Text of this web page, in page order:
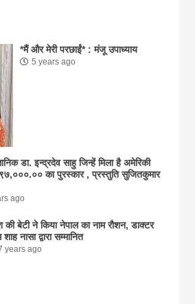
*मैं और मेरी परछाईं* : मंजू उपाध्याय
5 years ago
डा. इन्द्रदेव साहु जिन्हें मिला है अमेरिकी
का पुरस्कार , प्रस्तुति सुजितकुमार
ago
की बेटी ने किया नेपाल का नाम राैशन, डाक्टर
शाह नासा द्वारा सम्मानित
years ago